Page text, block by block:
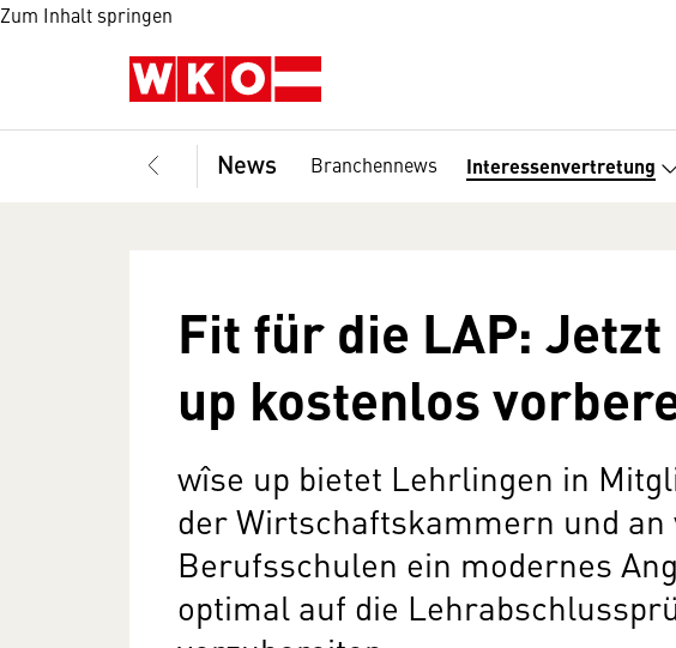
Zum Inhalt springen
News Branchennews Interessenvertretung
Fit für die LAP:
up kostenlos
wîse up bietet Lehrlingen in
der Wirtschaftskammern und an
Berufsschulen ein modernes
optimal auf die